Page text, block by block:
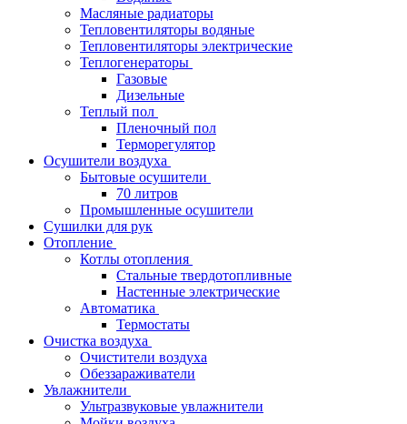
Масляные радиаторы
Тепловентиляторы водяные
Тепловентиляторы электрические
Теплогенераторы
Газовые
Дизельные
Теплый пол
Пленочный пол
Терморегулятор
Осушители воздуха
Бытовые осушители
70 литров
Промышленные осушители
Сушилки для рук
Отопление
Котлы отопления
Стальные твердотопливные
Настенные электрические
Автоматика
Термостаты
Очистка воздуха
Очистители воздуха
Обеззараживатели
Увлажнители
Ультразвуковые увлажнители